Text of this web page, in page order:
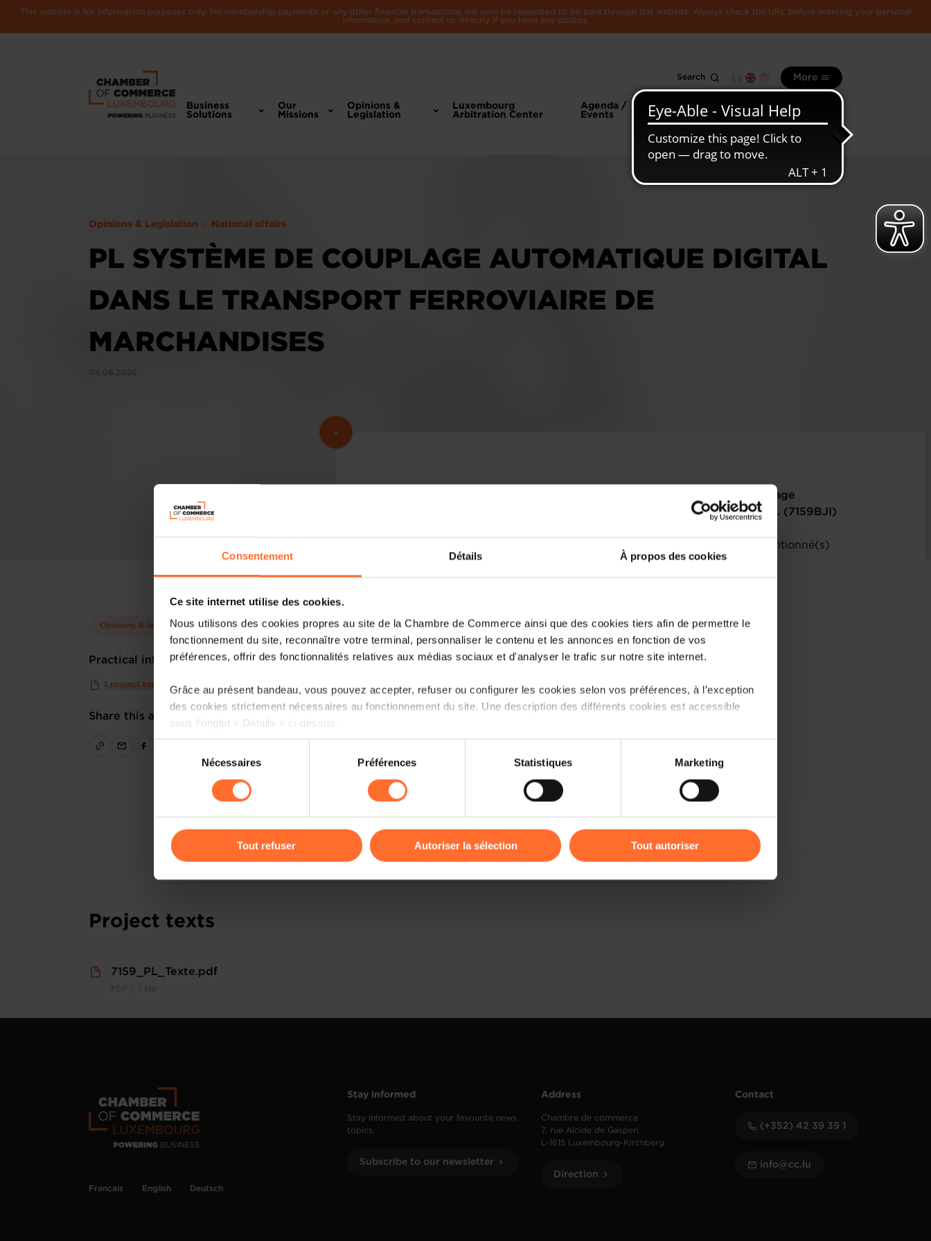
Consentement Détails À propos des cookies
Ce site internet utilise des cookies.
Nous utilisons des cookies propres au site de la Chambre de Commerce ainsi que des cookies tiers afin de permettre le
fonctionnement du site, reconnaître votre terminal, personnaliser le contenu et les annonces en fonction de vos
préférences, offrir des fonctionnalités relatives aux médias sociaux et d'analyser le trafic sur notre site internet.
Grâce au présent bandeau, vous pouvez accepter, refuser ou configurer les cookies selon vos préférences, à l’exception
des cookies strictement nécessaires au fonctionnement du site. Une description des différents cookies est accessible
sous l’onglet « Détails » ci-dessus.
Il est précisé que la navigation sur le site et certaines fonctionnalités (ex : lecture de vidéos, partage sur les réseaux
cas de refus de tous les cookies ou des cookies non nécessaires.
gauche de chaque page.
consentement
Nécessaires Préférences Statistiques Marketing
Tout refuser Autoriser la sélection Tout autoriser
This website is for information purposes only. No membership payments or any other financial transactions will ever be requested to be paid through this website. Always check the URL before entering your personal
information, and contact us directly if you have any doubts.
Search More
Business
Solutions
Our
Missions
Opinions &
Legislation
Luxembourg
Arbitration Center
Agenda /
Events
information
Luxembourg
economy
Opinions & Legislation National affairs
PL SYSTÈME DE COUPLAGE AUTOMATIQUE DIGITAL
DANS LE TRANSPORT FERROVIAIRE DE
MARCHANDISES
Opinions & legislation
Practical info
1 project text
Share this article
Projet de loi n°8756 relative à la promotion du système de couplage
automatique digital dans le transport ferroviaire de marchandises. (7159BJI)
Veuillez trouver ci-dessous le(s) texte(s) relatif(s) au(x) projet(s) mentionné(s)
sous rubrique.
Project texts
7159_PL_Texte.pdf
Français English Deutsch
Stay informed
Stay informed about your favourite news
topics.
Subscribe to our newsletter
Address
Chambre de commerce
7, rue Alcide de Gasperi
L-1615 Luxembourg-Kirchberg
Direction
Contact
(+352) 42 39 39 1
info@cc.lu